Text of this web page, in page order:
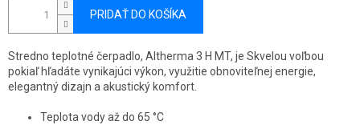
PRIDAŤ DO KOŠÍKA
Stredno teplotné čerpadlo, Altherma 3 H MT, je Skvelou voľbou
pokiaľ hľadáte vynikajúci výkon, využitie obnoviteľnej energie,
elegantný dizajn a akustický komfort.
Teplota vody až do 65 °C